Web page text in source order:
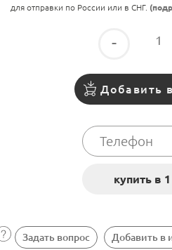
для отправки по России или в СНГ.
-
Добавить
Задать вопрос Добавить в